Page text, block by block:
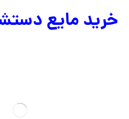
خرید مایع